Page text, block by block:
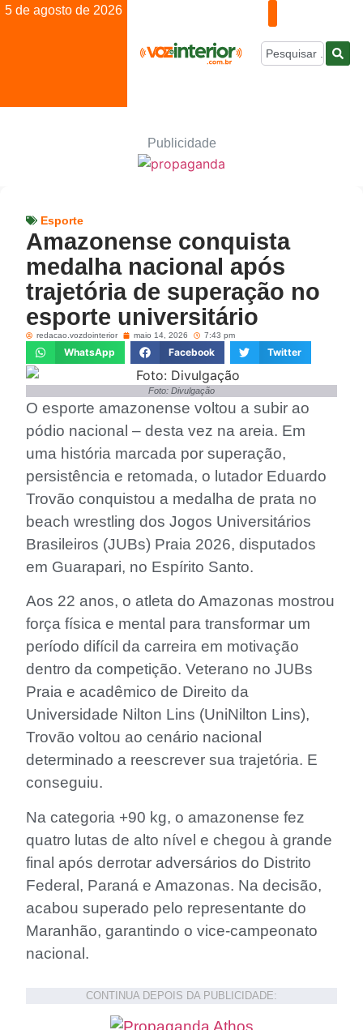
5 de agosto de 2026
Publicidade
Esporte
Amazonense conquista
medalha nacional após
trajetória de superação no
esporte universitário
redacao.vozdointerior maio 14, 2026 7:43 pm
WhatsApp Facebook Twitter
Foto: Divulgação
O esporte amazonense voltou a subir ao
pódio nacional – desta vez na areia. Em
uma história marcada por superação,
persistência e retomada, o lutador Eduardo
Trovão conquistou a medalha de prata no
beach wrestling dos Jogos Universitários
Brasileiros (JUBs) Praia 2026, disputados
em Guarapari, no Espírito Santo.
Aos 22 anos, o atleta do Amazonas mostrou
força física e mental para transformar um
período difícil da carreira em motivação
dentro da competição. Veterano no JUBs
Praia e acadêmico de Direito da
Universidade Nilton Lins (UniNilton Lins),
Trovão voltou ao cenário nacional
determinado a reescrever sua trajetória. E
conseguiu.
Na categoria +90 kg, o amazonense fez
quatro lutas de alto nível e chegou à grande
final após derrotar adversários do Distrito
Federal, Paraná e Amazonas. Na decisão,
acabou superado pelo representante do
Maranhão, garantindo o vice-campeonato
nacional.
CONTINUA DEPOIS DA PUBLICIDADE: